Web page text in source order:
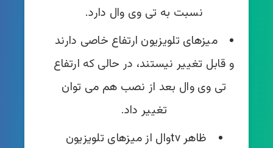
نسبت به تی وی وال دارد.
میزهای تلویزیون ارتفاع خاصی دارند
و قابل تغییر نیستند، در حالی که ارتفاع
تی وی‌ وال بعد از نصب هم می توان
تغییر داد.
ظاهر tvوال از میزهای تلویزیون